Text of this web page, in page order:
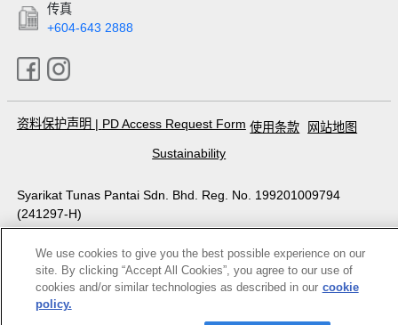
传真
+604-643 2888
资料保护声明 | PD Access Request Form 使用条款
网站地图
Sustainability
Syarikat Tunas Pantai Sdn. Bhd. Reg. No. 199201009794
(241297-H)
All Rights Reserved. KKLIU 1311/ EXP 31.12.2028
Photos are for illustration purposes only
We use cookies to give you the best possible experience on our
site. By clicking “Accept All Cookies”, you agree to our use of
cookies and/or similar technologies as described in our cookie
policy.